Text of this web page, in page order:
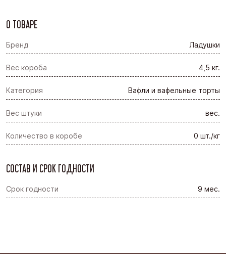
О ТОВАРЕ
Бренд Ладушки
Вес короба 4,5 кг.
Категория Вафли и вафельные торты
Вес штуки вес.
Количество в коробе 0 шт./кг
СОСТАВ И СРОК ГОДНОСТИ
Срок годности 9 мес.